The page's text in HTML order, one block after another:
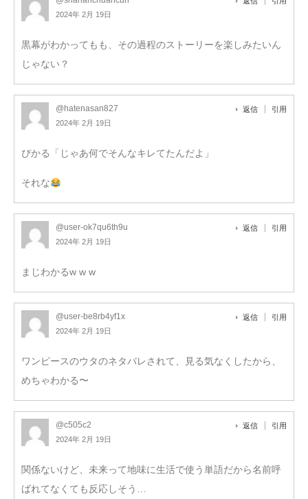
2024年 2月 19日
黒幕がわかってもも、その過程のストーリーを楽しみたいん
じゃない？
@hatenasan827
2024年 2月 19日
返信 引用
ぴかる「じゃあ何でそんなキレてたんだよ」
それな
@user-ok7qu6th9u
2024年 2月 19日
返信 引用
まじわかるw w w
@user-be8rb4yf1x
2024年 2月 19日
返信 引用
ワンピースのウタのネタバレされて、見る気なくしたから、
めちゃわかる〜
@c505c2
2024年 2月 19日
返信 引用
関係ないけど、未来って地味に生活で使う単語だから名前呼
ばれてなくても反応しそう…